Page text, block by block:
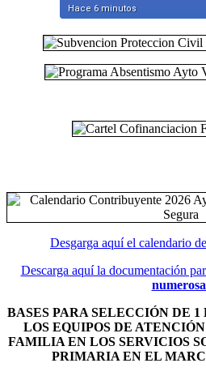
Desgarga aquí el calendario
Descarga aquí la documentación
BASES PARA SELECCIÓN DE
LOS EQUIPOS DE
FAMILIA EN LOS SERVICIOS
PRIMARIA EN EL